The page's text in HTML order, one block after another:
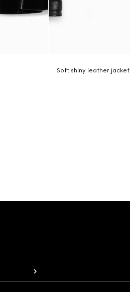
Soft shiny leather jacket